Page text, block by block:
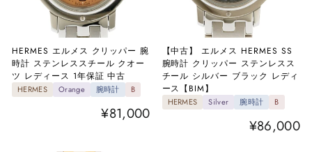
HERMES エルメス クリッパー 腕
時計 ステンレススチール クオー
ツ レディース 1年保証 中古
HERMES Orange 腕時計 B
¥81,000
【中古】 エルメス HERMES SS
腕時計 クリッパー ステンレスス
チール シルバー ブラック レディ
ース【BIM】
HERMES Silver 腕時計 B
¥86,000